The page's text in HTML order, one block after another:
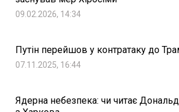
09.02.2026, 14:34
Путін перейшов у контратаку до
07.11.2025, 16:44
Ядерна небезпека: чи читає